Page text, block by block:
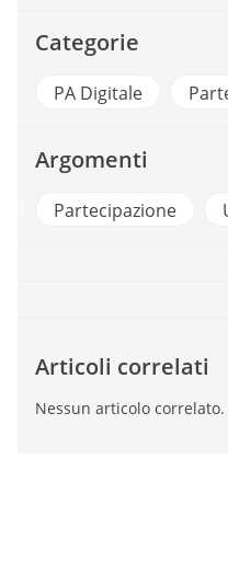
Categorie
PA Digitale
Argomenti
Partecipazione
Articoli correlati
Nessun articolo correlato.